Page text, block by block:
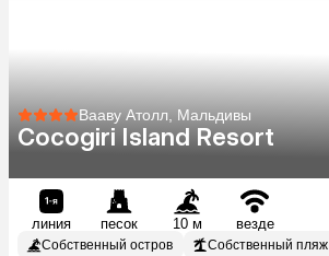
Вааву Атолл, Мальдивы
Cocogiri Island Resort
линия песок 10 м везде
Собственный остров Собственный пляж